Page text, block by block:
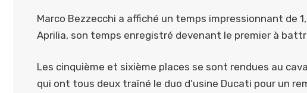
Marco Bezzecchi a affiché un temps impressionnant de
Aprilia, son temps enregistré devenant le premier à
Les cinquième et sixième places se sont rendues au
qui ont tous deux traîné le duo d’usine Ducati pour un